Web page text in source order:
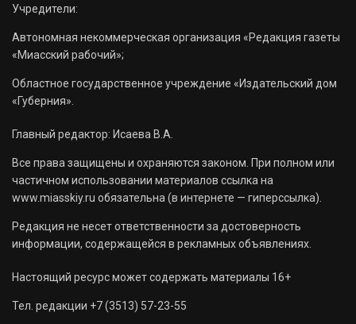
Учредители:
Автономная некоммерческая организация «Редакция газеты
«Миасский рабочий»;
Областное государственное учреждение «Издательский дом
«Губерния».
Главный редактор: Исаева В.А.
Все права защищены и охраняются законом. При полном или
частичном использовании материалов ссылка на
www.miasskiy.ru обязательна (в интернете — гиперссылка).
Редакция не несет ответственности за достоверность
информации, содержащейся в рекламных объявлениях.
Настоящий ресурс может содержать материалы 16+
Тел. редакции +7 (3513) 57-23-55